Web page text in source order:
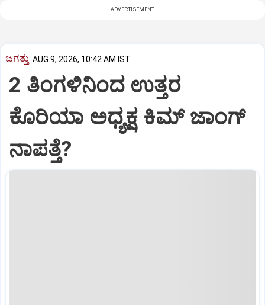
ADVERTISEMENT
ಜಗತ್ತು AUG 9, 2026, 10:42 AM IST
2 ತಿಂಗಳಿನಿಂದ ಉತ್ತರ
ಕೊರಿಯಾ ಅಧ್ಯಕ್ಷ ಕಿಮ್‌ ಜಾಂಗ್‌
ನಾಪತ್ತೆ?